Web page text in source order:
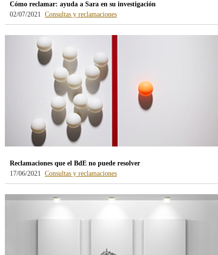
Cómo reclamar: ayuda a Sara en su investigación
02/07/2021 Consultas y reclamaciones-
blog
Reclamaciones que el BdE no puede resolver
17/06/2021 Consultas y reclamaciones-
/webcb/Blog/Otras/